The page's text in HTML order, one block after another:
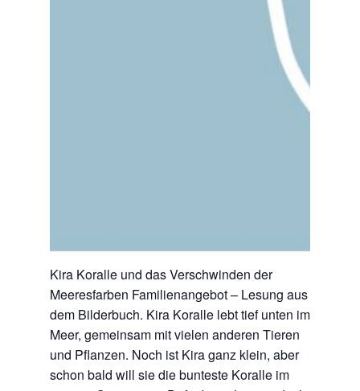
Kira Koralle und das Verschwinden der
Meeresfarben Familienangebot – Lesung aus
dem Bilderbuch. Kira Koralle lebt tief unten im
Meer, gemeinsam mit vielen anderen Tieren
und Pflanzen. Noch ist Kira ganz klein, aber
schon bald will sie die bunteste Koralle im